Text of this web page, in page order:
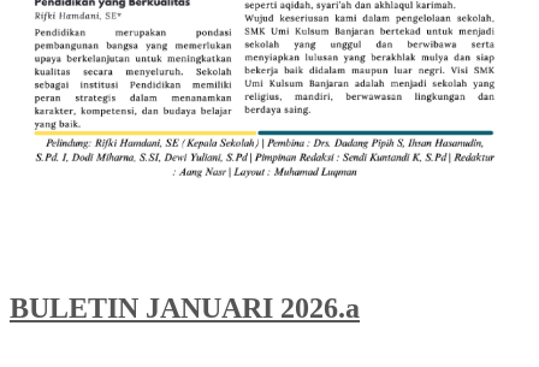
BULETIN JANUARI 2026.a